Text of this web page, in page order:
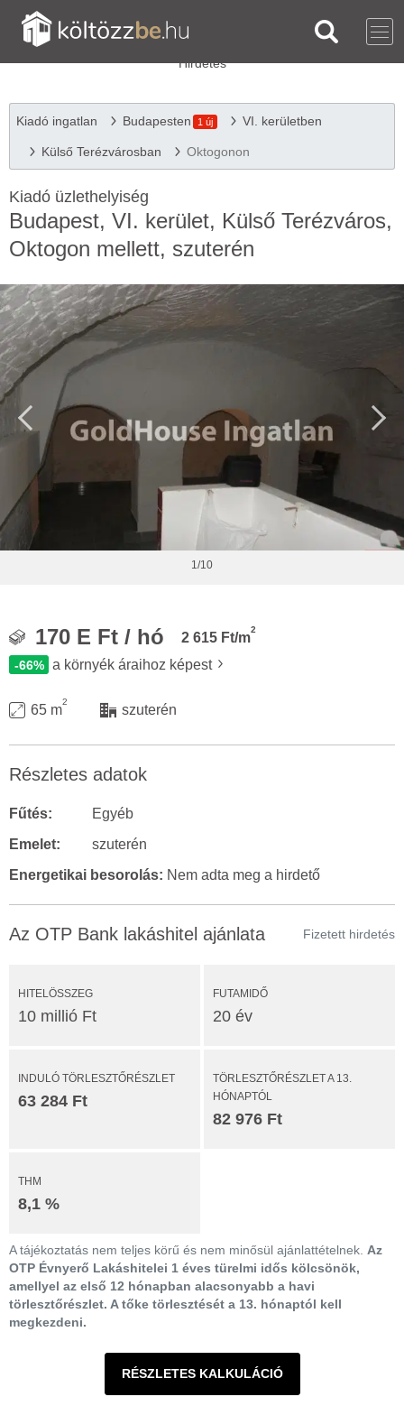
Kiadó ingatlan Budapesten 1 új VI. kerületben
Külső Terézvárosban Oktogonon
Kiadó üzlethelyiség
Budapest, VI. kerület, Külső Terézváros,
Oktogon mellett, szuterén
1/10
170 E Ft / hó 2 615 Ft/m
2
-66% a környék áraihoz képest
65 m
2
szuterén
Részletes adatok
Fűtés:
Egyéb
Emelet:
szuterén
Energetikai besorolás: Nem adta meg a hirdető
Az OTP Bank lakáshitel ajánlata Fizetett hirdetés
HITELÖSSZEG
10 millió Ft
FUTAMIDŐ
20 év
INDULÓ TÖRLESZTŐRÉSZLET
63 284 Ft
TÖRLESZTŐRÉSZLET A 13.
HÓNAPTÓL
82 976 Ft
THM
8,1 %
A tájékoztatás nem teljes körű és nem minősül ajánlattételnek. Az
OTP Évnyerő Lakáshitelei 1 éves türelmi idős kölcsönök,
amellyel az első 12 hónapban alacsonyabb a havi
törlesztőrészlet. A tőke törlesztését a 13. hónaptól kell
megkezdeni.
RÉSZLETES KALKULÁCIÓ